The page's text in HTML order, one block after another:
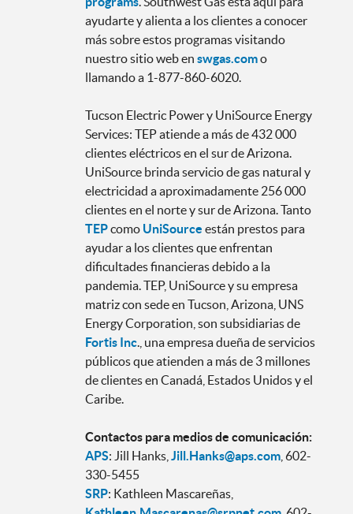
ayudarte y alienta a los clientes a conocer
más sobre estos programas visitando
nuestro sitio web en swgas.como
llamando a 1-877-860-6020.
Tucson Electric Power y UniSource Energy
Services: TEP atiende a más de 432 000
clientes eléctricos en el sur de Arizona.
UniSource brinda servicio de gas natural y
electricidad a aproximadamente 256 000
clientes en el norte y sur de Arizona. Tanto
TEPcomo UniSource están prestos para
ayudar a los clientes que enfrentan
dificultades financieras debido a la
pandemia. TEP, UniSource y su empresa
matriz con sede en Tucson, Arizona, UNS
Energy Corporation, son subsidiarias de
Fortis Inc ., una empresa dueña de servicios
públicos que atienden a más de 3 millones
de clientes en Canadá, Estados Unidos y el
Caribe.
Contactos para medios de comunicación:
APS: Jill Hanks, Jill.Hanks@aps.com , 602-
330-5455
SRP: Kathleen Mascareñas,